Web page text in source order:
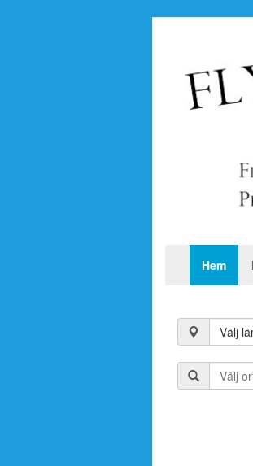
Hem
Välj